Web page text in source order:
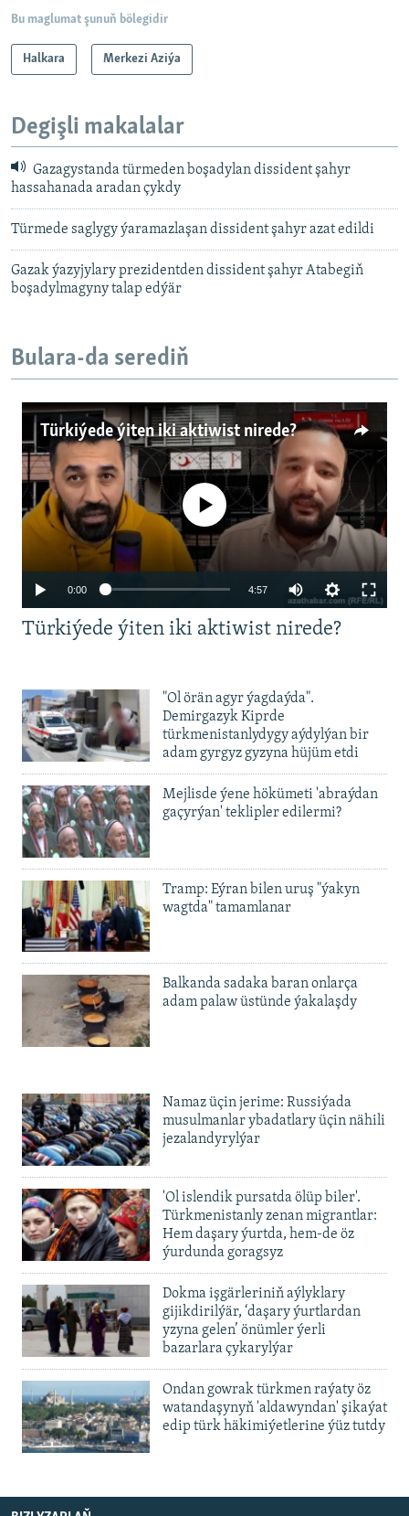
Bu maglumat şunuň bölegidir
Halkara Merkezi Aziýa
Degişli makalalar
Gazagystanda türmeden boşadylan dissident şahyr
hassahanada aradan çykdy
Türmede saglygy ýaramazlaşan dissident şahyr azat edildi
Gazak ýazyjylary prezidentden dissident şahyr Atabegiň
boşadylmagyny talap edýär
Bulara-da serediň
Türkiýede ýiten iki aktiwist nirede?
720p 1080p
No media source currently available
0:00 4:57
240p
1080p
Türkiýede ýiten iki aktiwist nirede?
"Ol örän agyr ýagdaýda".
Demirgazyk Kiprde
türkmenistanlydygy aýdylýan bir
adam gyrgyz gyzyna hüjüm etdi
Mejlisde ýene hökümeti 'abraýdan
gaçyrýan' teklipler edilermi?
Tramp: Eýran bilen uruş "ýakyn
wagtda" tamamlanar
Balkanda sadaka baran onlarça
adam palaw üstünde ýakalaşdy
Namaz üçin jerime: Russiýada
musulmanlar ybadatlary üçin nähili
jezalandyrylýar
'Ol islendik pursatda ölüp biler'.
Türkmenistanly zenan migrantlar:
Hem daşary ýurtda, hem-de öz
ýurdunda goragsyz
Dokma işgärleriniň aýlyklary
gijikdirilýär, ‘daşary ýurtlardan
yzyna gelen’ önümler ýerli
bazarlara çykarylýar
Ondan gowrak türkmen raýaty öz
watandaşynyň 'aldawyndan' şikaýat
edip türk häkimiýetlerine ýüz tutdy